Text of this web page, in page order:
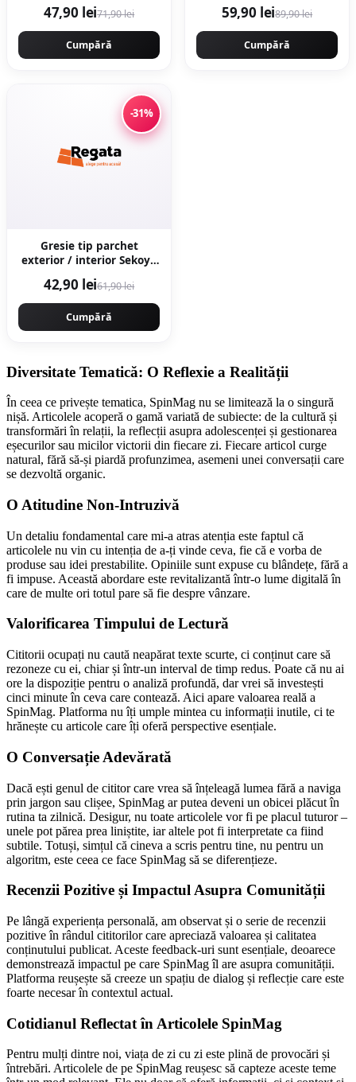
rectificata tip marmura
47,90 lei71,90 lei
Cumpără
aspect ciment
59,90 lei89,90 lei
Cumpără
-31%
Gresie tip parchet
exterior / interior Sekoya
portelanata
antiderapanta
42,90 lei61,90 lei
Cumpără
Diversitate Tematică: O Reflexie a Realității
În ceea ce privește tematica, SpinMag nu se limitează la o singură
nișă. Articolele acoperă o gamă variată de subiecte: de la cultură și
transformări în relații, la reflecții asupra adolescenței și gestionarea
eșecurilor sau micilor victorii din fiecare zi. Fiecare articol curge
natural, fără să-și piardă profunzimea, asemeni unei conversații care
se dezvoltă organic.
O Atitudine Non-Intruzivă
Un detaliu fondamental care mi-a atras atenția este faptul că
articolele nu vin cu intenția de a-ți vinde ceva, fie că e vorba de
produse sau idei prestabilite. Opiniile sunt expuse cu blândețe, fără a
fi impuse. Această abordare este revitalizantă într-o lume digitală în
care de multe ori totul pare să fie despre vânzare.
Valorificarea Timpului de Lectură
Cititorii ocupați nu caută neapărat texte scurte, ci conținut care să
rezoneze cu ei, chiar și într-un interval de timp redus. Poate că nu ai
ore la dispoziție pentru o analiză profundă, dar vrei să investești
cinci minute în ceva care contează. Aici apare valoarea reală a
SpinMag. Platforma nu îți umple mintea cu informații inutile, ci te
hrănește cu articole care îți oferă perspective esențiale.
O Conversație Adevărată
Dacă ești genul de cititor care vrea să înțeleagă lumea fără a naviga
prin jargon sau clișee, SpinMag ar putea deveni un obicei plăcut în
rutina ta zilnică. Desigur, nu toate articolele vor fi pe placul tuturor –
unele pot părea prea liniștite, iar altele pot fi interpretate ca fiind
subtile. Totuși, simțul că cineva a scris pentru tine, nu pentru un
algoritm, este ceea ce face SpinMag să se diferențieze.
Recenzii Pozitive și Impactul Asupra Comunității
Pe lângă experiența personală, am observat și o serie de recenzii
pozitive în rândul cititorilor care apreciază valoarea și calitatea
conținutului publicat. Aceste feedback-uri sunt esențiale, deoarece
demonstrează impactul pe care SpinMag îl are asupra comunității.
Platforma reușește să creeze un spațiu de dialog și reflecție care este
foarte necesar în contextul actual.
Cotidianul Reflectat în Articolele SpinMag
Pentru mulți dintre noi, viața de zi cu zi este plină de provocări și
întrebări. Articolele de pe SpinMag reușesc să capteze aceste teme